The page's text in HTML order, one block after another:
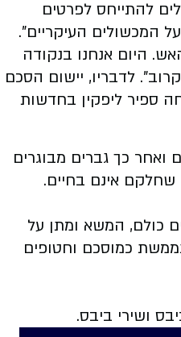
להתייחס לפרטים
המכשולים העיקריים".
היום אנחנו בנקודה
לדבריו, יישום הסכם
ספיר ליפקין בחדשות
נשים וילדים ואחר כך גברים מבוגרים
אבל ייתכן שחלקם אינם בחיים.
כולם, המשא ומתן על
כי היא מתממשת כמוסכם וחטופים
ושירי ביבס.